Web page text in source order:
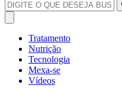
Tratamento
Nutrição
Tecnologia
Mexa-se
Vídeos